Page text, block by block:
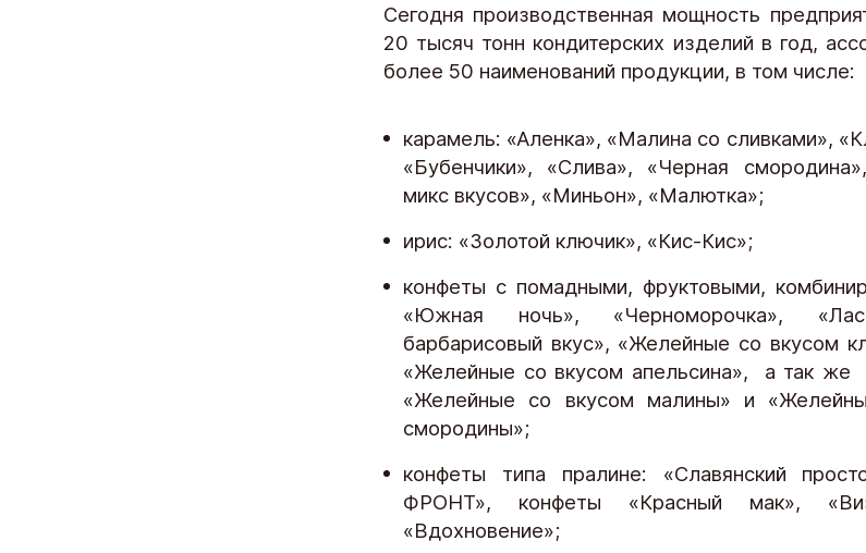
Сегодня производственная мощность
20 тысяч тонн кондитерских изделий в год,
более 50 наименований продукции, в том числе:
карамель: «Аленка», «Малина со сливками»,
«Бубенчики», «Слива», «Черная
микс вкусов», «Миньон», «Малютка»;
ирис: «Золотой ключик», «Кис-Кис»;
конфеты с помадными, фруктовыми,
«Южная ночь», «Черноморочка»,
барбарисовый вкус», «Желейные со вкусом
«Желейные со вкусом апельсина», а так же
«Желейные со вкусом малины» и
смородины»;
конфеты типа пралине: «Славянский
ФРОНТ», конфеты «Красный мак»,
«Вдохновение»;